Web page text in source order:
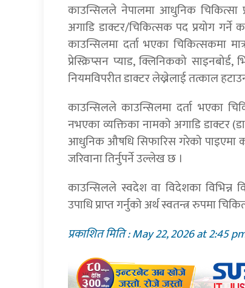
काउन्सिलले नेपालमा आधुनिक चिकित्सा
अगाडि डाक्टर/चिकित्सक पद प्रयोग
काउन्सिलमा दर्ता भएका चिकित्सकमा
प्रेस्क्रिप्सन प्याड, क्लिनिकको
नियमविपरीत डाक्टर लेख्नेलाई तत्काल
काउन्सिलले काउन्सिलमा दर्ता भएका
नभएका व्यक्तिका नामको अगाडि डाक्टर
आधुनिक औषधि सिफारिस गरेको पाइएमा
जरिवाना तिर्नुपर्ने उल्लेख छ ।
काउन्सिलले स्वदेश वा विदेशका विभिन्न
उपाधि प्राप्त गर्नुको अर्थ स्वतन्त्र रुपमा
प्रकाशित मिति : May 22, 2026 at 2:45